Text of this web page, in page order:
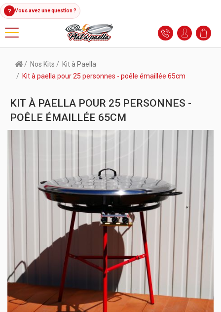
? Vous avez une question ?
Nos Kits
Kit à Paella
Kit à paella pour 25 personnes - poêle émaillée 65cm
KIT À PAELLA POUR 25 PERSONNES -
POÊLE ÉMAILLÉE 65CM